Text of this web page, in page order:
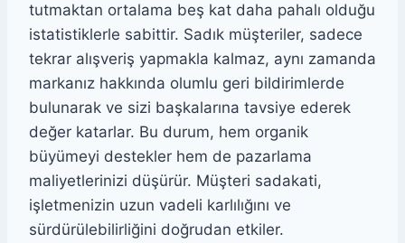
tutmaktan ortalama beş kat daha pahalı olduğu
istatistiklerle sabittir. Sadık müşteriler, sadece
tekrar alışveriş yapmakla kalmaz, aynı zamanda
markanız hakkında olumlu geri bildirimlerde
bulunarak ve sizi başkalarına tavsiye ederek
değer katarlar. Bu durum, hem organik
büyümeyi destekler hem de pazarlama
maliyetlerinizi düşürür. Müşteri sadakati,
işletmenizin uzun vadeli karlılığını ve
sürdürülebilirliğini doğrudan etkiler.